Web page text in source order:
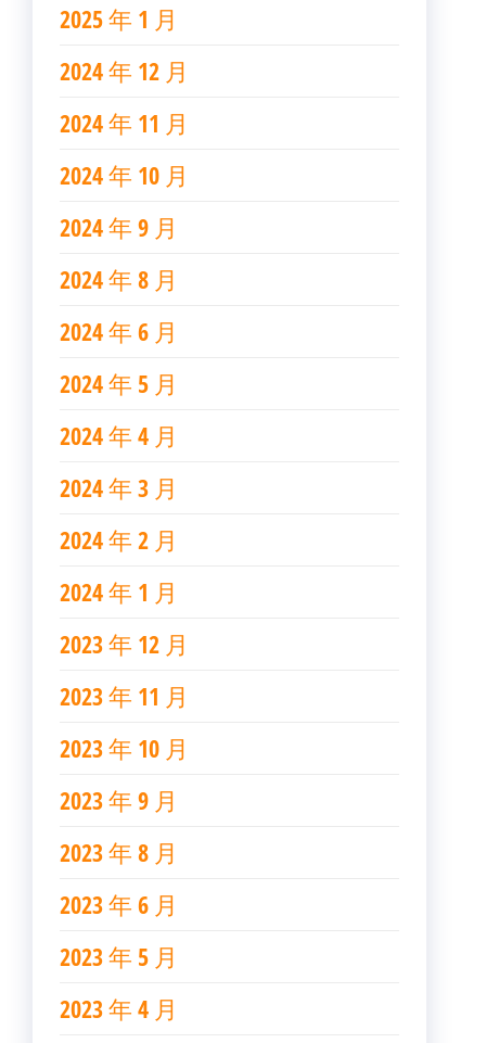
2025 年 1 月
2024 年 12 月
2024 年 11 月
2024 年 10 月
2024 年 9 月
2024 年 8 月
2024 年 6 月
2024 年 5 月
2024 年 4 月
2024 年 3 月
2024 年 2 月
2024 年 1 月
2023 年 12 月
2023 年 11 月
2023 年 10 月
2023 年 9 月
2023 年 8 月
2023 年 6 月
2023 年 5 月
2023 年 4 月